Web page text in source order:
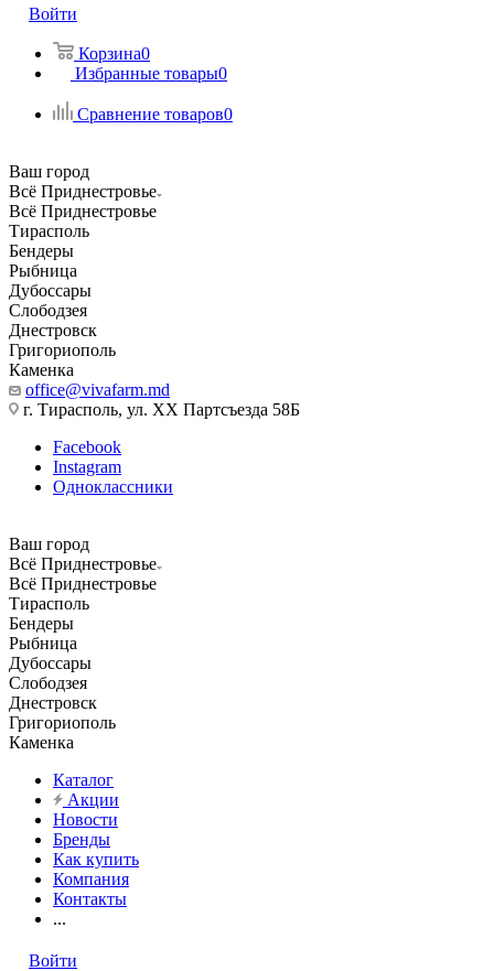
Войти
Корзина0
Избранные товары0
Сравнение товаров0
Ваш город
Всё Приднестровье
Всё Приднестровье
Тирасполь
Бендеры
Рыбница
Дубоссары
Слободзея
Днестровск
Григориополь
Каменка
office@vivafarm.md
г. Тирасполь, ул. ХХ Партсъезда 58Б
Facebook
Instagram
Одноклассники
Ваш город
Всё Приднестровье
Всё Приднестровье
Тирасполь
Бендеры
Рыбница
Дубоссары
Слободзея
Днестровск
Григориополь
Каменка
Каталог
Акции
Новости
Бренды
Как купить
Компания
Контакты
...
Войти